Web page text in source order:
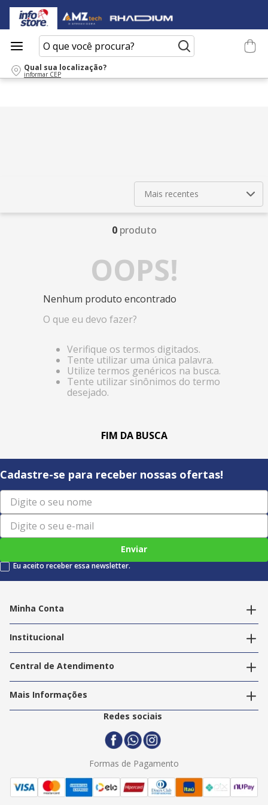
O que você procura?
Qual sua localização?
informar CEP
Mais recentes
0 produto
OOPS!
Nenhum produto encontrado
O que eu devo fazer?
Verifique os termos digitados.
Tente utilizar uma única palavra.
Utilize termos genéricos na busca.
Tente utilizar sinônimos do termo
desejado.
Cadastre-se para receber nossas ofertas!
Enviar
Eu aceito receber essa newsletter.
Minha Conta
Editar endereços
Institucional
Nossas Lojas
Trabalhe Conosco
Central de Atendimento
Política de Privacidade
Termos e Condições
Politica de Entrega
Mais Informações
2ª Via Nota Fiscal
Redes sociais
Formas de Pagamento